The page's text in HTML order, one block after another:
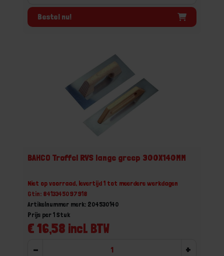
Bestel nu!
BAHCO Troffel RVS lange greep 300X140MM
Niet op voorraad, levertijd 1 tot meerdere werkdagen
Gtin: 8413345097918
Artikelnummer merk: 204530140
€ 16,58 incl. BTW
Prijs per 1 Stuk
- +